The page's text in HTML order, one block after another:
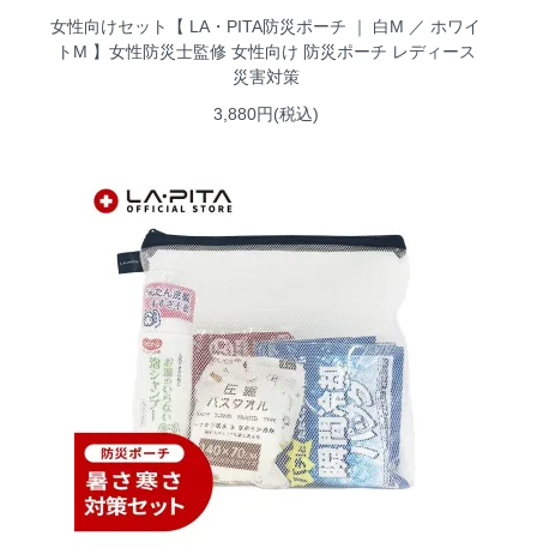
女性向けセット【 LA・PITA防災ポーチ ｜ 白M ／ ホワイ
トM 】女性防災士監修 女性向け 防災ポーチ レディース
災害対策
3,880円(税込)